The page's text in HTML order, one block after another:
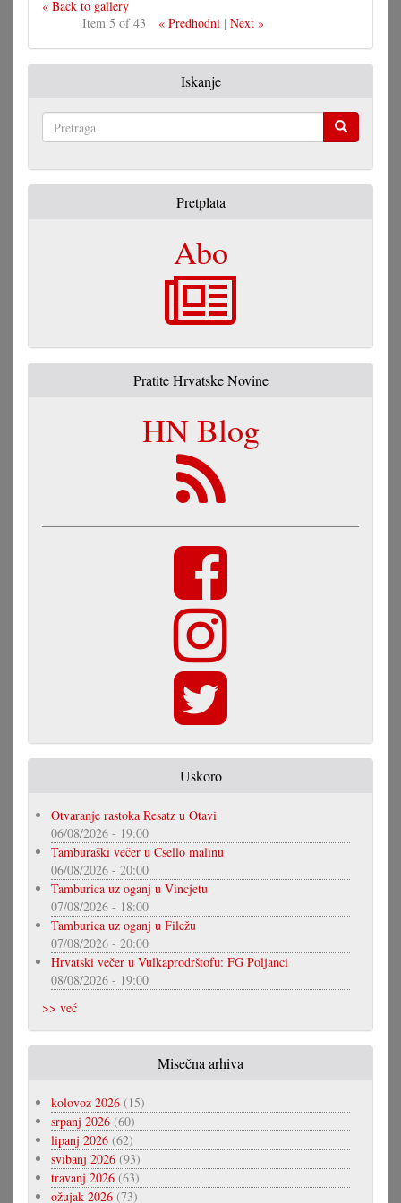
« Back to gallery
Item 5 of 43
« Predhodni| Next »
Iskanje
Pretplata
Abo
Pratite Hrvatske Novine
HN Blog
Uskoro
Otvaranje rastoka Resatz u Otavi
06/08/2026 - 19:00
Tamburaški večer u Csello malinu
06/08/2026 - 20:00
Tamburica uz oganj u Vincjetu
07/08/2026 - 18:00
Tamburica uz oganj u Filežu
07/08/2026 - 20:00
Hrvatski večer u Vulkaprodrštofu: FG Poljanci
08/08/2026 - 19:00
>> već
Misečna arhiva
kolovoz 2026 (15)
srpanj 2026 (60)
lipanj 2026 (62)
svibanj 2026 (93)
travanj 2026 (63)
ožujak 2026 (73)